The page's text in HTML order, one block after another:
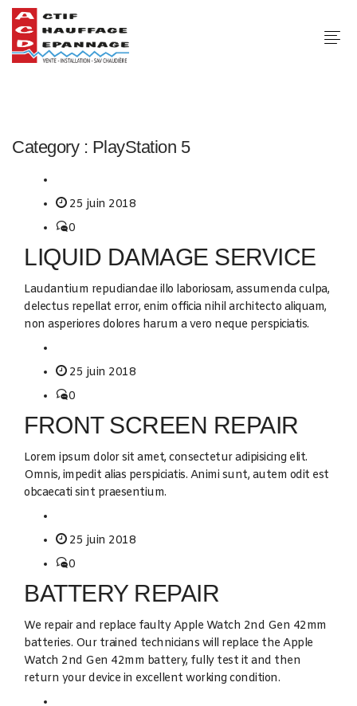
Category : PlayStation 5
25 juin 2018
0
LIQUID DAMAGE SERVICE
Laudantium repudiandae illo laboriosam, assumenda culpa,
delectus repellat error, enim officia nihil architecto aliquam,
non asperiores dolores harum a vero neque perspiciatis.
25 juin 2018
0
FRONT SCREEN REPAIR
Lorem ipsum dolor sit amet, consectetur adipisicing elit.
Omnis, impedit alias perspiciatis. Animi sunt, autem odit est
obcaecati sint praesentium.
25 juin 2018
0
BATTERY REPAIR
We repair and replace faulty Apple Watch 2nd Gen 42mm
batteries. Our trained technicians will replace the Apple
Watch 2nd Gen 42mm battery, fully test it and then
return your device in excellent working condition.